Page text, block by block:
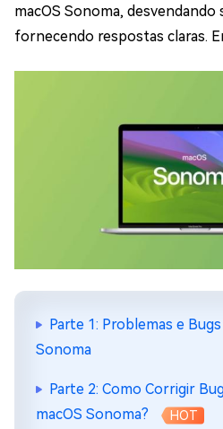
macOS Sonoma,
fornecendo respostas claras.
Parte 1: Problemas e
Sonoma
Parte 2: Como Corrigir
macOS Sonoma?
HOT